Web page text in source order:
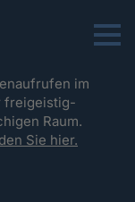
Menu
im
freigeistig-
Raum.
Sie hier.